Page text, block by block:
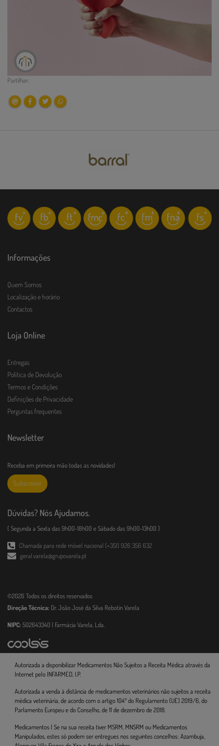
Partilhar:
Informações
Quem Somos
Localização e horário
Contactos
Loja Online
Entregas
Política de Devolução
Termos e Condições
Definições de Privacidade
Perguntas frequentes
Newsletter
Receba em primeira mão todas as novidades!
Subscrever
Dúvidas? Nós Ajudamos.
( Segunda a Sexta das 9h00-18h00 e Sábado das 9h00-13h00 )
Chamada para rede móvel nacional (+351) 926 356 632
geral.varela@grupovarela.pt
©2026 Todos os direitos reservados
Direção Técnica: Dr. João José da Silva Rebotin Varela
NIPC: 502643340 | Farmácia Varela, Lda.
Autorizada a disponibilizar Medicamentos Não Sujeitos a Receita Médica através da
Internet pelo INFARMED, I.P.
Autorizada a venda à distância de medicamentos veterinários não sujeitos a receita
médica veterinária, de acordo com o artigo 104º do Regulamento (UE) 2019/6, do
Parlamento Europeu e do Conselho, de 11 de dezembro de 2018.
Medicamentos | Se na sua receita tiver MSRM, MNSRM ou Medicamentos
Manipulados, estes só podem ser entregues nos seguintes concelhos: Azambuja,